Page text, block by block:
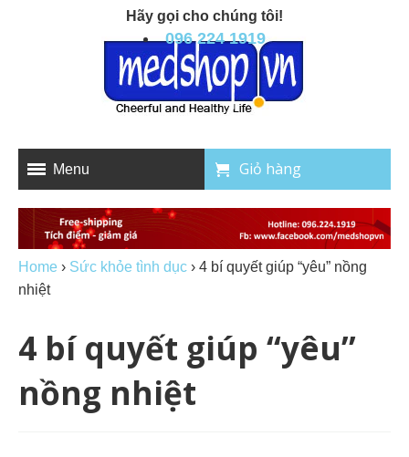
Menu Giỏ hàng
Hãy gọi cho chúng tôi!
096 224 1919
Home › Sức khỏe tình dục › 4 bí quyết giúp “yêu” nồng
nhiệt
4 bí quyết giúp “yêu”
nồng nhiệt